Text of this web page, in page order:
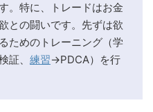
。特に、トレードはお金
との闘いです。先ずは欲
ためのトレーニング（学
証、 練習→PDCA）を行